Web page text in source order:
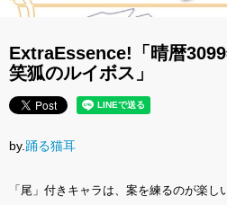
ExtraEssence!「晴暦
笑狐のルイボス」
by. 踊る猫耳
「尾」付きキャラは、案を練るのが楽し